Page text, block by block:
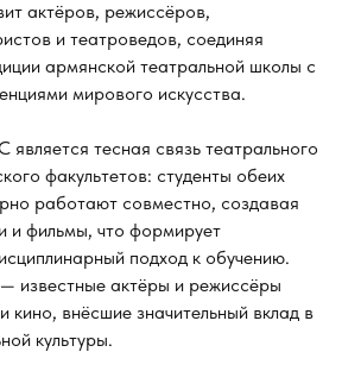
актёров, режиссёров,
и театроведов, соединяя
армянской театральной школы с
мирового искусства.
является тесная связь театрального
факультетов: студенты обеих
работают совместно, создавая
и фильмы, что формирует
подход к обучению.
известные актёры и режиссёры
кино, внёсшие значительный вклад в
культуры.